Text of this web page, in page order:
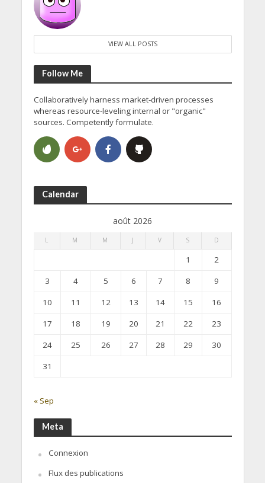
VIEW ALL POSTS
Follow Me
Collaboratively harness market-driven processes
whereas resource-leveling internal or "organic"
sources. Competently formulate.
Calendar
août 2026
L M M J V S D
1
2
3
4 5 6 7 8
9
10
11 12 13 14 15
16
17
18 19 20 21 22
23
24
25 26 27 28 29
30
31
« Sep
Meta
Connexion
Flux des publications